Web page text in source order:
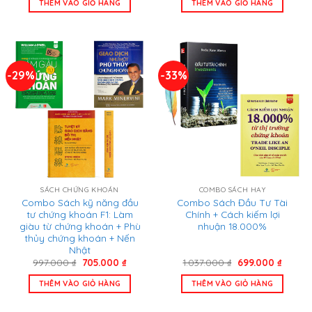
298.000 ₫.
THÊM VÀO GIỎ HÀNG 299.000 ₫.
THÊM VÀO GIỎ HÀNG
-29%
SÁCH CHỨNG KHOÁN
Combo Sách kỹ năng đầu
tư chứng khoán F1: Làm
giàu từ chứng khoán + Phù
thủy chứng khoán + Nến
Nhật
997.000₫ Giá
là:
997.000 ₫.
705.000 ₫Giá
tại
THÊM VÀO GIỎ HÀNG
-33%
COMBO SÁCH HAY
Combo Sách Đầu Tư Tài
Chính + Cách kiếm lợi
nhuận 18.000%
1.037.000₫ Giá
là:
1.037.000 ₫.
699.000 ₫Giá
tại
THÊM VÀO GIỎ HÀNG